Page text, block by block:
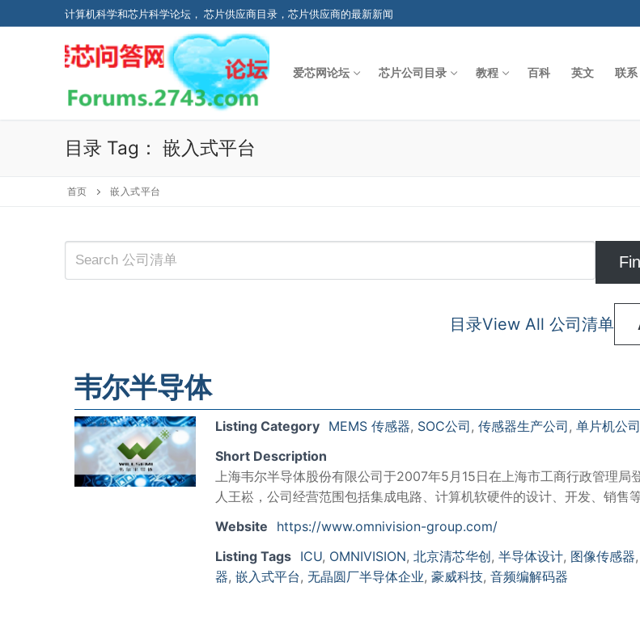
to
计算机科学和芯片科学论坛， 芯片供应商目录，芯片供应商的最新新闻
爱芯网论坛 芯片公司目录 教程 百科 英文 联系
目录 Tag： 嵌入式平台
首页 嵌入式平台
目录View All 公司清单
韦尔半导体
Listing Category MEMS 传感器, SOC公司, 传感器生产公司, 单片机公司
Short Description
上海韦尔半导体股份有限公司于2007年5月15日在上海市工商行政管理局
人王崧，公司经营范围包括集成电路、计算机软硬件的设计、开发、销售等
Website
https://www.omnivision-group.com/
Listing Tags ICU, OMNIVISION, 北京清芯华创, 半导体设计, 图像传感器,
器, 嵌入式平台, 无晶圆厂半导体企业, 豪威科技, 音频编解码器